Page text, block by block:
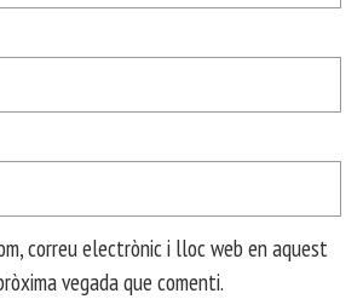
correu electrònic i lloc web en aquest
vegada que comenti.